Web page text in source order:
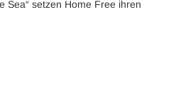
Sea“ setzen Home Free ihren